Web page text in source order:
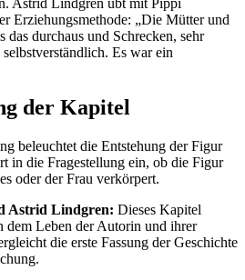
Astrid Lindgren übt mit Pippi
Erziehungsmethode: „Die Mütter und
das durchaus und Schrecken, sehr
Es war ein
der Kapitel
beleuchtet die Entstehung der Figur
in die Fragestellung ein, ob die Figur
oder der Frau verkörpert.
Astrid Lindgren: Dieses Kapitel
dem Leben der Autorin und ihrer
die erste Fassung der Geschichte